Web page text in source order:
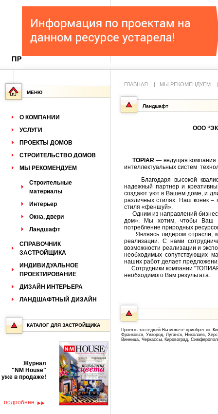
МЕНЮ
О КОМПАНИИ
УСЛУГИ
ПРОЕКТЫ ДОМОВ
СТРОИТЕЛЬСТВО ДОМОВ
МЫ РЕКОМЕНДУЕМ
Строительные
материалы
Интерьер
Окна, двери
Ландшафт
СПРАВОЧНИК
ЗАСТРОЙЩИКА
ИНДИВИДУАЛЬНОЕ
ПРОЕКТИРОВАНИЕ
ДИЗАЙН ИНТЕРЬЕРА
ЛАНДШАФТНЫЙ ДИЗАЙН
КАТАЛОГ ДЛЯ ЗАСТРОЙЩИКА
Журнал
"NM House"
уже в продаже!
подробнее
| ГЛАВНАЯ | МЫ РЕКОМЕНДУЕМ
Ландшафт
ООО
ТOPIAR — ведущая компания
интеллектуальных систем
Благодаря высокой
надежный партнер и
создают уют в Вашем доме, и
различных стилях. Наш конек –
стиля «феншуй».
Одним из направлений
дом». Мы хотим, чтобы Ваш
потребление природных
Являясь лидером отрасли, мы
реализации. С нами
возможности реализации и
необходимых сопутствующих
наших работ делает
Сотрудники компании
необходимого Вам результата.
Проекты коттеджей Вы можете приобрести:
Франковск, Ужгород, Луганск, Николаев,
Винница, Черкассы, Кировоград,